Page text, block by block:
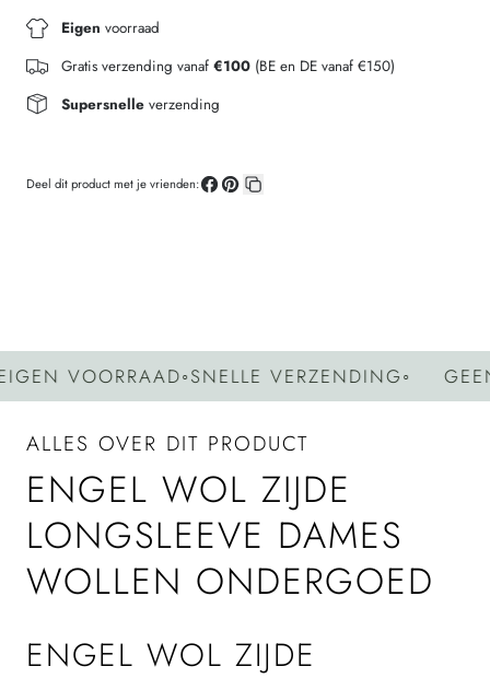
Eigen voorraad
Gratis verzending vanaf €100 (BE en DE vanaf €150)
Supersnelleverzending
Deel dit product met je vrienden:
VOORRAAD◦SNELLE VERZENDING◦ GEEN
ALLES OVER DIT PRODUCT
ENGEL WOL ZIJDE
LONGSLEEVE DAMES
WOLLEN ONDERGOED
ENGEL WOL ZIJDE